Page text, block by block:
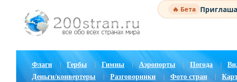
🔥 Бета
Флаги Гербы Гимны | Аэропорты Погода |
Деньги/конвертеры
Разговорники Фото стран